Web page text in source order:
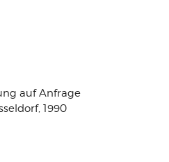
auf Anfrage
1990